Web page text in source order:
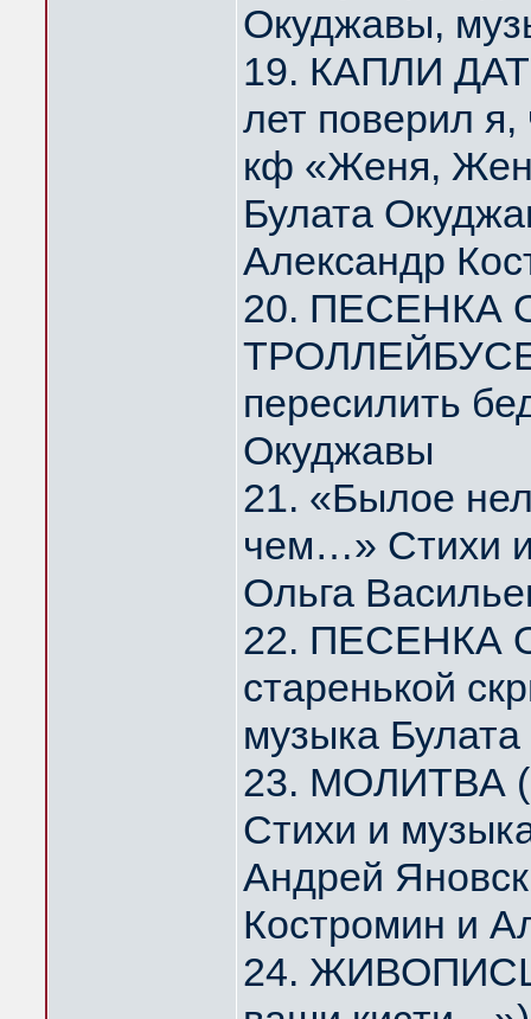
Окуджавы,
19. КАПЛИ
лет поверил
кф «Женя,
Булата
Александр
20.
ТРОЛЛЕЙБУСЕ
пересилить
Окуджавы
21. «Былое
чем…» Стихи
Ольга
22. ПЕСЕНКА
старенькой
музыка
23. МОЛИТВА
Стихи и
Андрей
Костромин и
24.